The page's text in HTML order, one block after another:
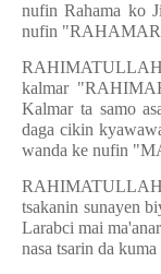
nufin Rahama ko
nufin
kalmar
Kalmar ta samo
daga cikin
wanda ke nufin
tsakanin sunayen
Larabci mai
nasa tsarin da kuma